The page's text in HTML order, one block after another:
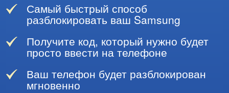
Самый быстрый способ
разблокировать ваш Samsung
Получите код, который нужно будет
просто ввести на телефоне
Ваш телефон будет разблокирован
мгновенно